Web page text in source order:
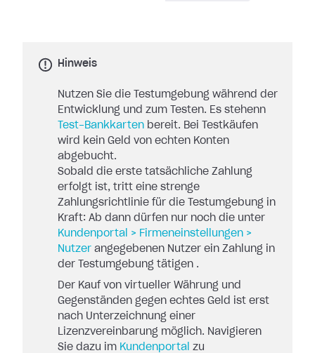
Hinweis
Nutzen Sie die Testumgebung während der
Entwicklung und zum Testen. Es stehenn
Test-Bankkarten bereit. Bei Testkäufen
wird kein Geld von echten Konten
abgebucht.
Sobald die erste tatsächliche Zahlung
erfolgt ist, tritt eine strenge
Zahlungsrichtlinie für die Testumgebung in
Kraft: Ab dann dürfen nur noch die unter
Kundenportal > Firmeneinstellungen >
Nutzer angegebenen Nutzer ein Zahlung in
der Testumgebung tätigen .
Der Kauf von virtueller Währung und
Gegenständen gegen echtes Geld ist erst
nach Unterzeichnung einer
Lizenzvereinbarung möglich. Navigieren
Sie dazu im Kundenportal zu